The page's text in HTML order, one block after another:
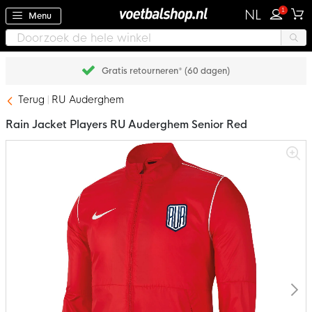
Menu NL 1
Gratis retourneren* (60 dagen)
Terug RU Auderghem
Rain Jacket Players RU Auderghem Senior Red